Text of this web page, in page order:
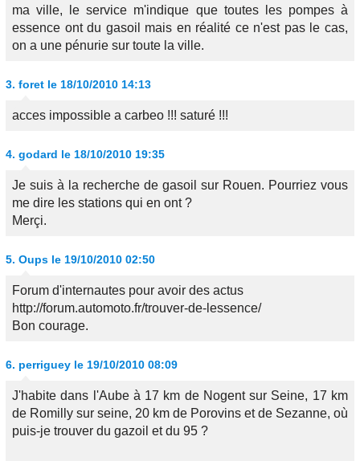
ma ville, le service m'indique que toutes les pompes à
essence ont du gasoil mais en réalité ce n'est pas le cas,
on a une pénurie sur toute la ville.
3. foret le 18/10/2010 14:13
acces impossible a carbeo !!! saturé !!!
4. godard le 18/10/2010 19:35
Je suis à la recherche de gasoil sur Rouen. Pourriez vous
me dire les stations qui en ont ?
Merçi.
5. Oups le 19/10/2010 02:50
Forum d'internautes pour avoir des actus
http://forum.automoto.fr/trouver-de-lessence/
Bon courage.
6. perriguey le 19/10/2010 08:09
J'habite dans l'Aube à 17 km de Nogent sur Seine, 17 km
de Romilly sur seine, 20 km de Porovins et de Sezanne, où
puis-je trouver du gazoil et du 95 ?